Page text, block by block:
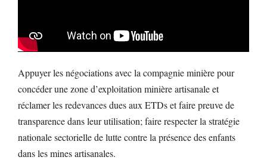
Appuyer les négociations avec la compagnie minière pour
concéder une zone d’exploitation minière artisanale et
réclamer les redevances dues aux ETDs et faire preuve de
transparence dans leur utilisation; faire respecter la stratégie
nationale sectorielle de lutte contre la présence des enfants
dans les mines artisanales.